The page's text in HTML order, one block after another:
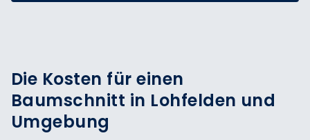
Die Kosten für einen
Baumschnitt in Lohfelden und
Umgebung